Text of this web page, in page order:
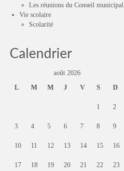
Les réunions du Conseil municipal
Vie scolaire
Scolarité
Calendrier
août 2026
L
M M J V S D
1 2
3 4 5 6 7 8 9
10 11 12 13 14 15 16
17 18 19 20 21 22 23